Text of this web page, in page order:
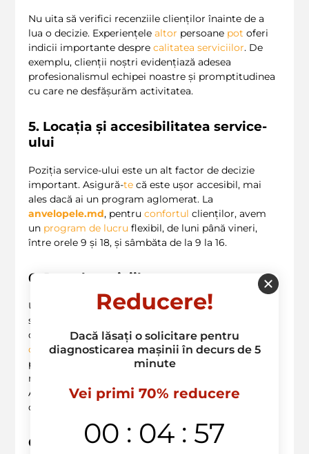
Nu uita să verifici recenziile clienților înainte de a
lua o decizie. Experiențele altor persoane pot oferi
indicii importante despre calitatea serviciilor. De
exemplu, clienții noștri evidențiază adesea
profesionalismul echipei noastre și promptitudinea
cu care ne desfășurăm activitatea.
5. Locația și accesibilitatea service-
ului
Poziția service-ului este un alt factor de decizie
important. Asigură-te că este ușor accesibil, mai
ales dacă ai un program aglomerat. La
anvelopele.md, pentru confortul clienților, avem
un program de lucru flexibil, de luni până vineri,
între orele 9 și 18, și sâmbăta de la 9 la 16.
6. Prețul serviciilor
Ultimul, dar nu cel din urmă aspect, este costul
serviciilor. Încearcă să compari prețurile între
diferite ateliere și asigură-tecă primești un
calitate-prețcorect. La noi, poți consulta prețurile
pentru
inlocuire parbrizBMW
nostru, iar echipa de
Alexandra, este disponibilă pentru a răspunde la
orice întrebare.
Concluzie
Reducere!
Dacă lăsați o solicitare pentru
diagnosticarea mașinii în decurs de 5
minute
Vei primi 70% reducere
00 : 04 : 56